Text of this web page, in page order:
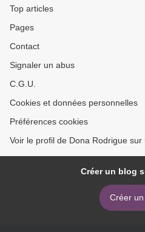
Top articles
Pages
Contact
Signaler un abus
C.G.U.
Cookies et données personnelles
Préférences cookies
Voir le profil de Dona Rodrigue sur
Créer un blog
Créer